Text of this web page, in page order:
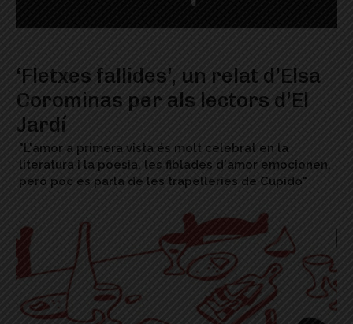
‘Fletxes fallides’, un relat d’Elsa
Corominas per als lectors d’El
Jardí
"L'amor a primera vista és molt celebrat en la
literatura i la poesia, les fiblades d'amor emocionen,
però poc es parla de les trapelleries de Cupido"